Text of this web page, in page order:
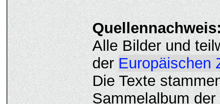
Alle Bilder und
derEuropäischen
Die Texte
Sammelalbum